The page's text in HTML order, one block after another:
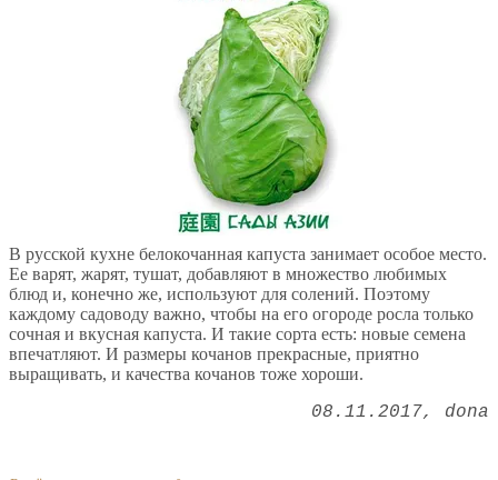
В русской кухне белокочанная капуста занимает особое место.
Ее варят, жарят, тушат, добавляют в множество любимых
блюд и, конечно же, используют для солений. Поэтому
каждому садоводу важно, чтобы на его огороде росла только
сочная и вкусная капуста. И такие сорта есть: новые семена
впечатляют. И размеры кочанов прекрасные, приятно
выращивать, и качества кочанов тоже хороши.
08.11.2017 dona